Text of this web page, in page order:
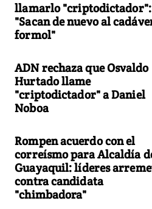
llamarlo "criptodictador":
"Sacan de nuevo al
formol"
ADN rechaza que Osvaldo
Hurtado llame
"criptodictador" a Daniel
Noboa
Rompen acuerdo con el
correísmo para Alcaldía
Guayaquil: líderes
contra candidata
"chimbadora"